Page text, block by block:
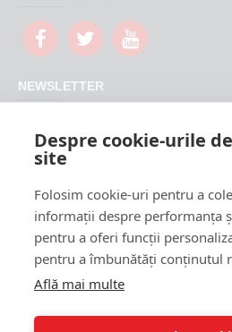
NEWSLETTER
FeederShop
CAPTCHA
Please complete the
captcha validation
below
Despre cookie-urile
site
Folosim cookie-uri pentru a
informații despre performanța
pentru a oferi funcții
pentru a îmbunătăți conținutul
Află mai multe